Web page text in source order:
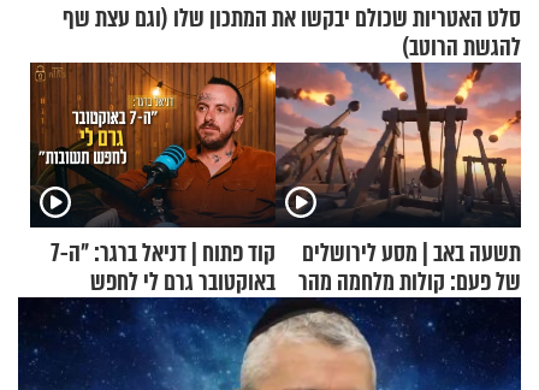
סלט האטריות שכולם יבקשו את המתכון שלו (וגם עצת שף
להגשת הרוטב)
תשעה באב | מסע לירושלים
של פעם: קולות מלחמה מהר
הזיתים
קוד פתוח | דניאל ברגר: "ה-7
באוקטובר גרם לי לחפש
תשובות"